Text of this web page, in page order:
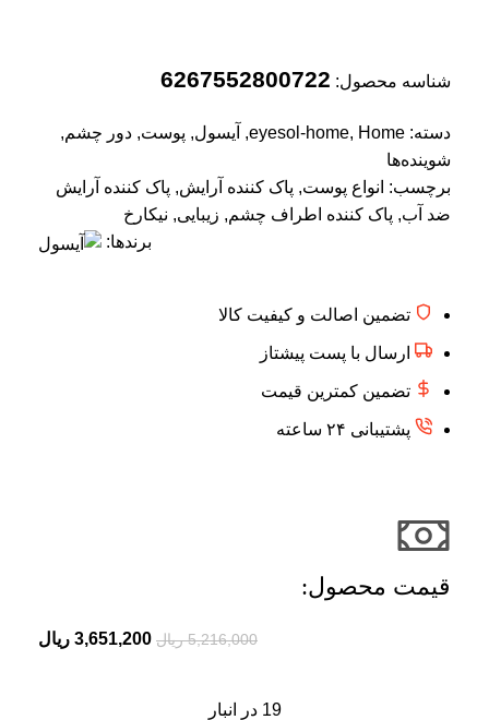
شناسه محصول: 6267552800722
دسته: eyesol-home, Home
, آیسول, پوست, دور چشم,
شوینده‌ها
برچسب: انواع پوست, پاک کننده آرایش, پاک کننده آرایش
ضد آب, پاک کننده اطراف چشم, زیبایی, نیکارخ
برندها:
تضمین اصالت و کیفیت کالا
ارسال با پست پیشتاز
تضمین کمترین قیمت
پشتیبانی ۲۴ ساعته
قیمت محصول:​
5,216,000 ریال 3,651,200 ریال
19 در انبار